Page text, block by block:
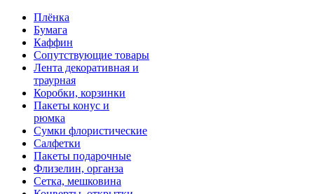
Плёнка
Бумага
Каффин
Сопутствующие товары
Лента декоративная и
траурная
Коробки, корзинки
Пакеты конус и
рюмка
Сумки флористические
Салфетки
Пакеты подарочные
Флизелин, органза
Сетка, мешковина